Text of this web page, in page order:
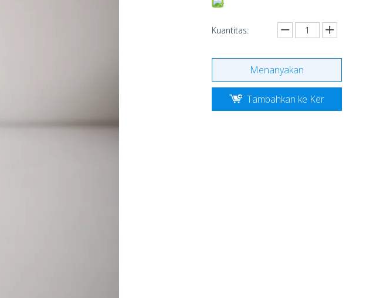
Kuantitas:
Menanyakan
Tambahkan ke Ker